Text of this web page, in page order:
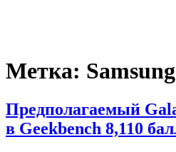
Метка:
Предполагаемый
в Geekbench 8,110